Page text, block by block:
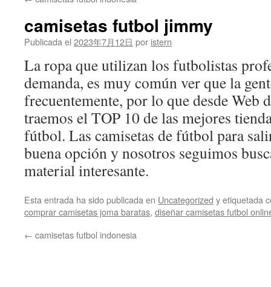
camisetas futbol jimmy
Publicada el 2023年7月12日 por istern
La ropa que utilizan los futbolistas
demanda, es muy común ver que la
frecuentemente, por lo que desde Web
traemos el TOP 10 de las mejores
fútbol. Las camisetas de fútbol para
buena opción y nosotros seguimos
material interesante.
Esta entrada ha sido publicada en Uncategorized y etiquetada
comprar camisetas joma baratas, diseñar camisetas futbol
← camisetas futbol indonesia